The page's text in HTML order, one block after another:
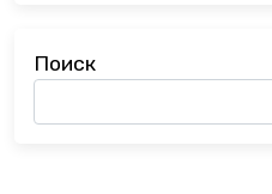
Поиск